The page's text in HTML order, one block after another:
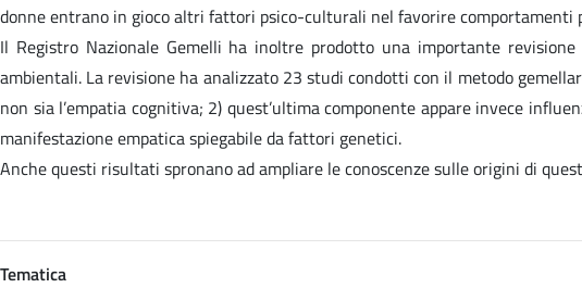
donne entrano in gioco altri fattori psico-culturali nel favorire comportamenti
Il Registro Nazionale Gemelli ha inoltre prodotto una importante
ambientali. La revisione ha analizzato 23 studi condotti con il metodo
non sia l’empatia cognitiva; 2) quest’ultima componente appare invece
manifestazione empatica spiegabile da fattori genetici.
Anche questi risultati spronano ad ampliare le conoscenze sulle origini di
Tematica